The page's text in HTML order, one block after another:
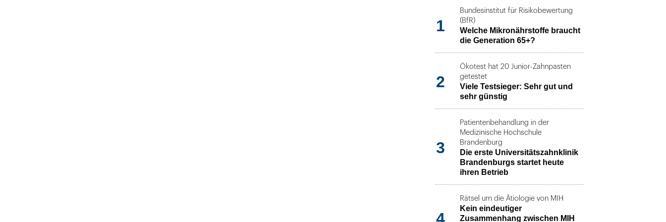
1
Bundesinstitut für Risikobewertung
(BfR)
Welche Mikronährstoffe braucht
die Generation 65+?
2
Ökotest hat 20 Junior-Zahnpasten
getestet
Viele Testsieger: Sehr gut und
sehr günstig
3
Patientenbehandlung in der
Medizinische Hochschule
Brandenburg
Die erste Universitätszahnklinik
Brandenburgs startet heute
ihren Betrieb
4
Rätsel um die Ätiologie von MIH
Kein eindeutiger
Zusammenhang zwischen MIH